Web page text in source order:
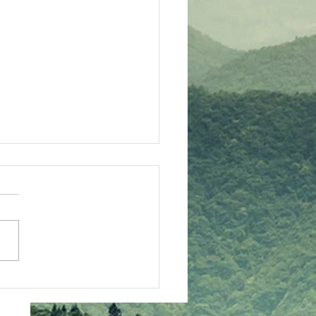
キュー大会情報
ムページにて、バーベキュ